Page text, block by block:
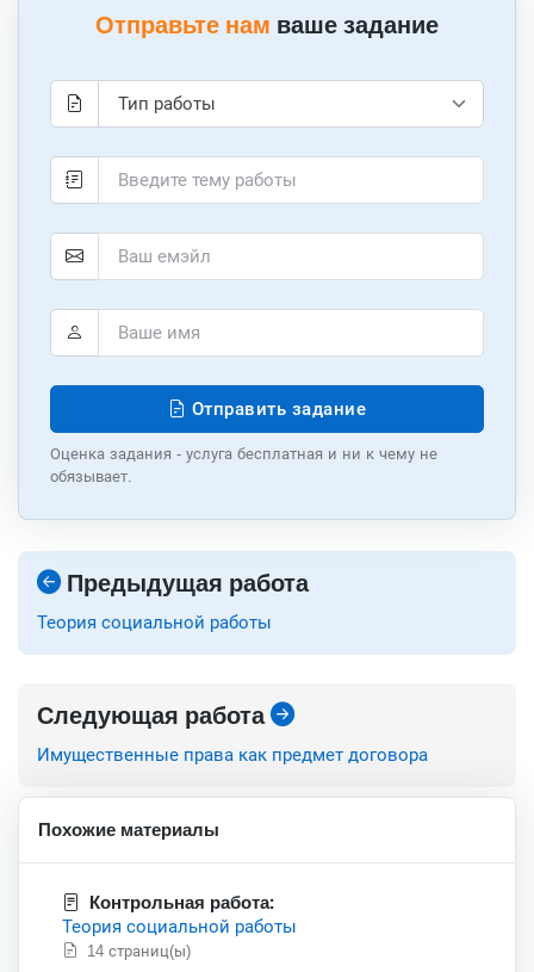
Отправьте нам ваше задание
Отправить задание
Оценка задания - услуга бесплатная и ни к чему не
обязывает.
Предыдущая работа
Теория социальной работы
Следующая работа
Имущественные права как предмет договора
Похожие материалы
Контрольная работа:
Теория социальной работы
14 страниц(ы)